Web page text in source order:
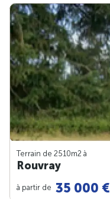
Terrain de 2510m2 à
Rouvray
à partir de 35 000 €